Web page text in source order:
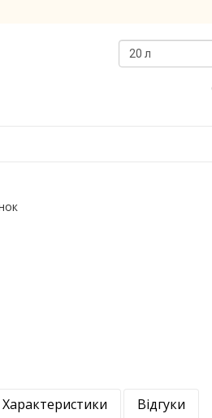
20 л
Характеристики Відгуки